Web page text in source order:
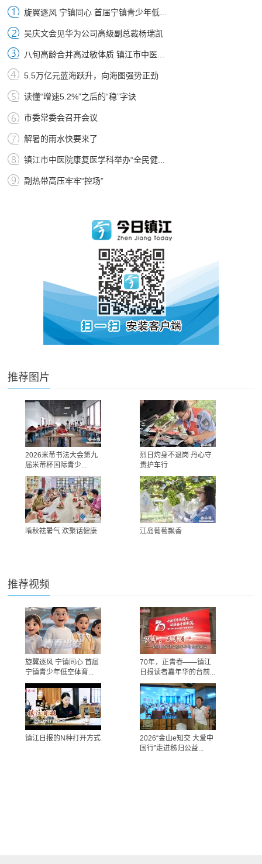
旋翼逐风 宁镇同心 首届宁镇青少年低...
吴庆文会见华为公司高级副总裁杨瑞凯
八旬高龄合并高过敏体质 镇江市中医...
5.5万亿元蓝海跃升，向海图强势正劲
读懂“增速5.2%”之后的“稳”字诀
市委常委会召开会议
解暑的雨水快要来了
镇江市中医院康复医学科举办“全民健...
副热带高压牢牢“控场”
推荐图片
2026米芾书法大会第九
届米芾杯国际青少...
烈日灼身不退岗 丹心守
责护车行
啃秋祛暑气 欢聚话健康 江岛葡萄飘香
推荐视频
旋翼逐风 宁镇同心 首届
宁镇青少年低空体育...
70年，正青春——镇江
日报读者嘉年华的台前...
镇江日报的N种打开方式
2026“金山e知交 大爱中
国行”走进秭归公益...